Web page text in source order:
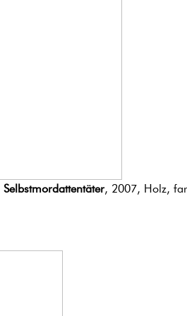
Selbstmordattentäter, 2007, Holz,